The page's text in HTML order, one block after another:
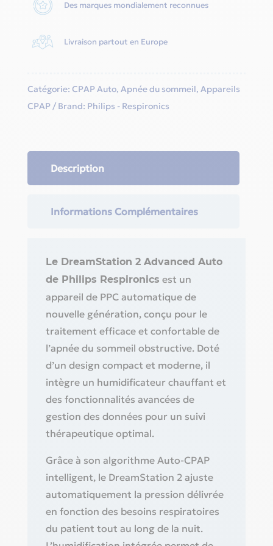
Des marques mondialement reconnues
Livraison partout en Europe
Catégorie: CPAP Auto, Apnée du sommeil, Appareils
CPAP
Brand: Philips - Respironics
Description
Informations Complémentaires
Le DreamStation 2 Advanced Auto
de Philips Respironics est un
appareil de PPC automatique de
nouvelle génération, conçu pour le
traitement efficace et confortable de
l’apnée du sommeil obstructive. Doté
d’un design compact et moderne, il
intègre un humidificateur chauffant et
des fonctionnalités avancées de
gestion des données pour un suivi
thérapeutique optimal.
Grâce à son algorithme Auto-CPAP
intelligent, le DreamStation 2 ajuste
automatiquement la pression délivrée
en fonction des besoins respiratoires
du patient tout au long de la nuit.